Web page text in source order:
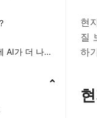
더 나을까요?
현
질
하